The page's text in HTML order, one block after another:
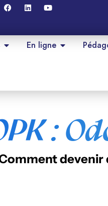
En ligne
:
devenir